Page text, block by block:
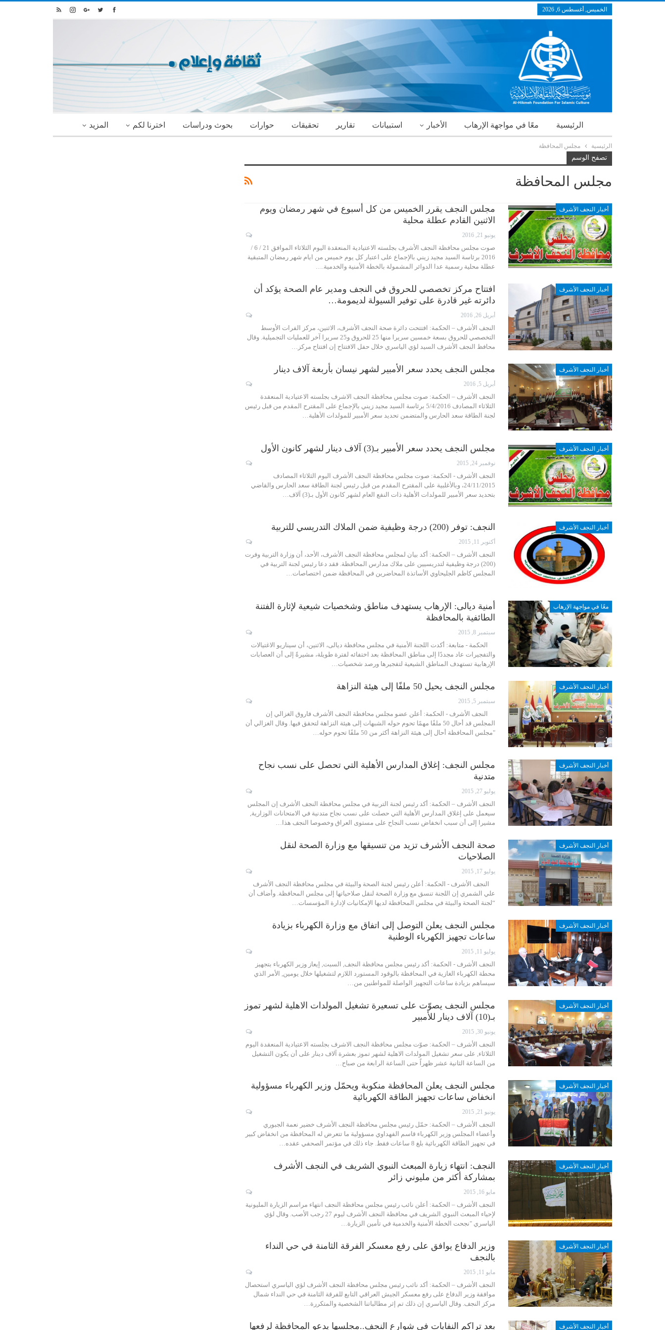
الخميس, أغسطس 6, 2026
الرئيسية معًا في مواجهة الإرهاب الأخبار استبيانات تقارير تحقيقات حوارات بحوث ودراسات اخترنا لكم المزيد
الرئيسية مجلس المحافظة
تصفح الوسم
مجلس المحافظة
أخبار النجف الأشرف
مجلس النجف يقرر الخميس من كل أسبوع في شهر رمضان ويوم
الاثنين القادم عطلة محلية
يونيو 21, 2016
صوت مجلس محافظة النجف الأشرف بجلسته الاعتيادية المنعقدة اليوم الثلاثاء الموافق 21 / 6 /
2016 برئاسة السيد مجيد زيني بالإجماع على اعتبار كل يوم خميس من ايام شهر رمضان المتبقية
عطلة محلية رسمية عدا الدوائر المشمولة بالخطة الأمنية والخدمية.…
أخبار النجف الأشرف
افتتاح مركز تخصصي للحروق في النجف ومدير عام الصحة يؤكد أن
دائرته غير قادرة على توفير السيولة لديمومة…
أبريل 26, 2016
النجف الأشرف – الحكمة: افتتحت دائرة صحة النجف الأشرف، الاثنين، مركز الفرات الأوسط
التخصصي للحروق بسعة خمسين سريرا منها 25 للحروق و25 سريرا آخر للعمليات التجميلية. وقال
محافظ النجف الأشرف السيد لؤي الياسري خلال حفل الافتتاح إن افتتاح مركز…
أخبار النجف الأشرف مجلس النجف يحدد سعر الأمبير لشهر نيسان بأربعة آلاف دينار
أبريل 5, 2016
النجف الأشرف – الحكمة: صوت مجلس محافظة النجف الاشرف بجلسته الاعتيادية المنعقدة
الثلاثاء المصادف 5/4/2016 برئاسة السيد مجيد زيني بالإجماع على المقترح المقدم من قبل رئيس
لجنة الطاقة سعد الحارس والمتضمن تحديد سعر الأمبير للمولدات الأهلية…
أخبار النجف الأشرف مجلس النجف يحدد سعر الأمبير بـ(3) آلاف دينار لشهر كانون الأول
نوفمبر 24, 2015
النجف الأشرف - الحكمة: صوت مجلس محافظة النجف الأشرف اليوم الثلاثاء المصادف
24/11/2015، وبالأغلبية على المقترح المقدم من قبل رئيس لجنة الطاقة سعد الحارس والقاضي
بتحديد سعر الأمبير للمولدات الأهلية ذات النفع العام لشهر كانون الأول بـ(3) آلاف…
أخبار النجف الأشرف النجف: توفر (200) درجة وظيفية ضمن الملاك التدريسي للتربية
أكتوبر 11, 2015
النجف الأشرف – الحكمة: أكد بيان لمجلس محافظة النجف الأشرف، الأحد، أن وزارة التربية وفرت
(200) درجة وظيفية لتدريسيين على ملاك مدارس المحافظة. فقد دعا رئيس لجنة التربية في
المجلس كاظم الجليحاوي الأساتذة المحاضرين في المحافظة ضمن اختصاصات…
معًا في مواجهة الإرهاب
أمنية ديالى: الإرهاب يستهدف مناطق وشخصيات شيعية لإثارة الفتنة
الطائفية بالمحافظة
سبتمبر 8, 2015
الحكمة - متابعة: أكدت اللجنة الأمنية في مجلس محافظة ديالى، الاثنين، أن سيناريو الاغتيالات
والتفجيرات عاد مجددًا إلى مناطق المحافظة بعد اختفائه لفترة طويلة، مشيرةً إلى أن العصابات
الإرهابية تستهدف المناطق الشيعية لتفجيرها ورصد شخصيات…
أخبار النجف الأشرف مجلس النجف يحيل 50 ملفًا إلى هيئة النزاهة
سبتمبر 5, 2015
النجف الأشرف - الحكمة: أعلن عضو مجلس محافظة النجف الأشرف فاروق الغزالي إن
المجلس قد أحال 50 ملفًا مهمًا تحوم حوله الشبهات إلى هيئة النزاهة لتحقق فيها. وقال الغزالي أن
"مجلس المحافظة أحال إلى هيئة النزاهة أكثر من 50 ملفًا تحوم حوله…
أخبار النجف الأشرف
مجلس النجف: إغلاق المدارس الأهلية التي تحصل على نسب نجاح
متدنية
يوليو 27, 2015
النجف الأشرف – الحكمة: أكد رئيس لجنة التربية في مجلس محافظة النجف الأشرف إن المجلس
سيعمل على إغلاق المدارس الأهلية التي حصلت على نسب نجاح متدنية في الامتحانات الوزارية,
مشيرا إلى أن سبب انخفاض نسب النجاح على مستوى العراق وخصوصا النجف هذا…
أخبار النجف الأشرف
صحة النجف الأشرف تزيد من تنسيقها مع وزارة الصحة لنقل
الصلاحيات
يوليو 17, 2015
النجف الأشرف - الحكمة: أعلن رئيس لجنة الصحة والبيئة في مجلس محافظة النجف الأشرف
علي الشمري إن اللجنة تنسق مع وزارة الصحة لنقل صلاحياتها إلى مجلس المحافظة. وأضاف أن
“لجنة الصحة والبيئة في مجلس المحافظة لديها الإمكانيات لإدارة المؤسسات…
أخبار النجف الأشرف
مجلس النجف يعلن التوصل إلى اتفاق مع وزارة الكهرباء بزيادة
ساعات تجهيز الكهرباء الوطنية
يوليو 11, 2015
النجف الأشرف - الحكمة: أكد رئيس مجلس محافظة النجف, السبت, إيعاز وزير الكهرباء بتجهيز
محطة الكهرباء الغازية في المحافظة بالوقود المستورد اللازم لتشغيلها خلال يومين, الأمر الذي
سيساهم بزيادة ساعات التجهيز الواصلة للمواطنين من…
أخبار النجف الأشرف
مجلس النجف يصوّت على تسعيرة تشغيل المولدات الاهلية لشهر تموز
بـ(10) آلاف دينار للأمبير
يونيو 30, 2015
النجف الأشرف – الحكمة: صوّت مجلس محافظة النجف الاشرف بجلسته الاعتيادية المنعقدة اليوم
الثلاثاء, على سعر تشغيل المولدات الاهلية لشهر تموز بعشرة آلاف دينار على أن يكون التشغيل
من الساعة الثانية عشر ظهراً حتى الساعة الرابعة من صباح…
أخبار النجف الأشرف
مجلس النجف يعلن المحافظة منكوبة ويحمّل وزير الكهرباء مسؤولية
انخفاض ساعات تجهيز الطاقة الكهربائية
يونيو 21, 2015
النجف الأشرف – الحكمة: حمّل رئيس مجلس محافظة النجف الأشرف خضير نعمة الجبوري
وأعضاء المجلس وزير الكهرباء قاسم الفهداوي مسؤولية ما تتعرض له المحافظة من انخفاض كبير
في تجهيز الطاقة الكهربائية بلغ 8 ساعات فقط. جاء ذلك في مؤتمر الصحفي عقده…
أخبار النجف الأشرف
النجف: انتهاء زيارة المبعث النبوي الشريف في النجف الأشرف
بمشاركة أكثر من مليوني زائر
مايو 16, 2015
النجف الأشرف – الحكمة: أعلن نائب رئيس مجلس محافظة النجف انتهاء مراسم الزيارة المليونية
لإحياء المبعث النبوي الشريف في محافظة النجف الأشرف ليوم 27 رجب الأصب. وقال لؤي
الياسري "نجحت الخطة الأمنية والخدمية في تأمين الزيارة…
أخبار النجف الأشرف
وزير الدفاع يوافق على رفع معسكر الفرقة الثامنة في حي النداء
بالنجف
مايو 11, 2015
النجف الأشرف – الحكمة: أكد نائب رئيس مجلس محافظة النجف الأشرف لؤي الياسري استحصال
موافقة وزير الدفاع على رفع معسكر الجيش العراقي التابع للفرقة الثامنة في حي النداء شمال
مركز النجف. وقال الياسري إن ذلك تم إثر مطالباتنا الشخصية والمتكررة…
أخبار النجف الأشرف
بعد تراكم النفايات في شوارع النجف..مجلسها يدعو المحافظة لرفعها